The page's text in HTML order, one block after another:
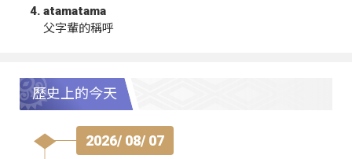
atamatama
父字輩的稱呼
歷史上的今天
2026/ 08/ 07